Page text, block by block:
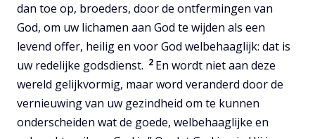
dan toe op, broeders, door de ontfermingen van
God, om uw lichamen aan God te wijden als een
levend offer, heilig en voor God welbehaaglijk: dat is
uw redelijke godsdienst. 2 En wordt niet aan deze
wereld gelijkvormig, maar word veranderd door de
vernieuwing van uw gezindheid om te kunnen
onderscheiden wat de goede, welbehaaglijke en